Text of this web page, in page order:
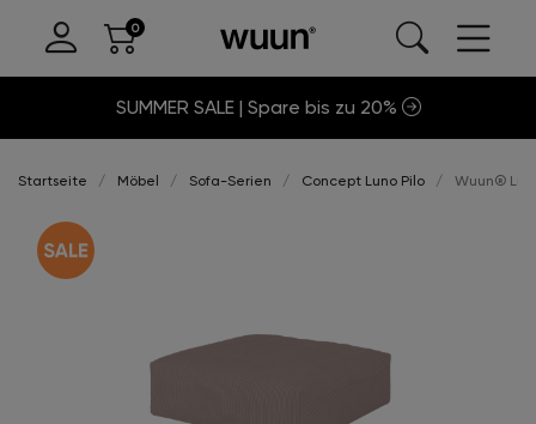
SUMMER SALE | Spare bis zu 20%
Startseite Möbel Sofa-Serien Concept Luno Pilo Wuun®